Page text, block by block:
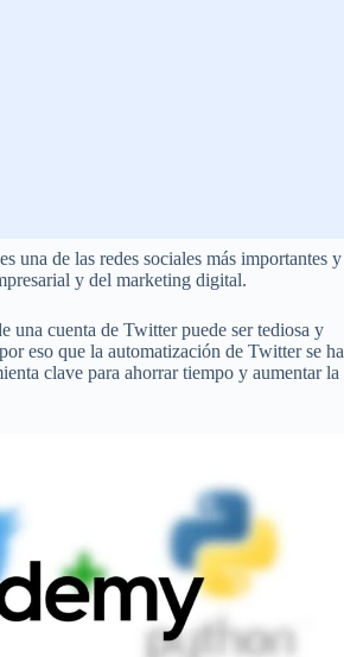
una de las redes sociales más importantes y
y del marketing digital.
una cuenta de Twitter puede ser tediosa y
eso que la automatización de Twitter se ha
clave para ahorrar tiempo y aumentar la